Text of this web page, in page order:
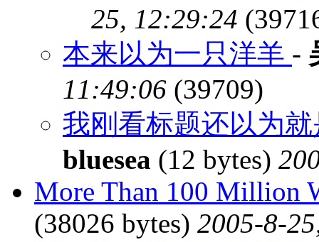
25, 12:29:24
本来以为一只洋羊 -
11:49:06 (39709)
我刚看标题还以为
bluesea (12 bytes)
More Than 100 Million
(38026 bytes) 2005-8-